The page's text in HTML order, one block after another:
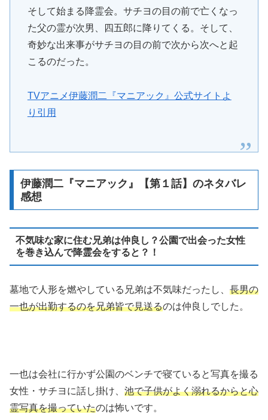
そして始まる降霊会。サチヨの目の前で亡くなっ
た父の霊が次男、四五郎に降りてくる。そして、
奇妙な出来事がサチヨの目の前で次から次へと起
こるのだった。
TVアニメ伊藤潤二『マニアック』公式サイトよ
り引用
伊藤潤二『マニアック』【第１話】のネタバレ
感想
不気味な家に住む兄弟は仲良し？公園で出会った女性
を巻き込んで降霊会をすると？！
墓地で人形を燃やしている兄弟は不気味だったし、 長男の
一也が出勤するのを兄弟皆で見送るのは仲良しでした。
一也は会社に行かず公園のベンチで寝ていると写真を撮る
女性・サチヨに話し掛け、 池で子供がよく溺れるからと心
霊写真を撮っていたのは怖いです。